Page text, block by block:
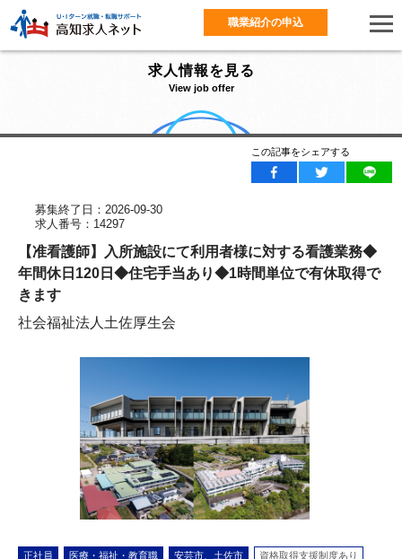
職業紹介の申込
求人情報を見る
View job offer
この記事をシェアする
募集終了日：2026-09-30
求人番号：14297
【准看護師】入所施設にて利用者様に対する看護業務◆
年間休日120日◆住宅手当あり◆1時間単位で有休取得で
きます
社会福祉法人土佐厚生会
正社員 医療・福祉・教育職 安芸市、土佐市 資格取得支援制度あり